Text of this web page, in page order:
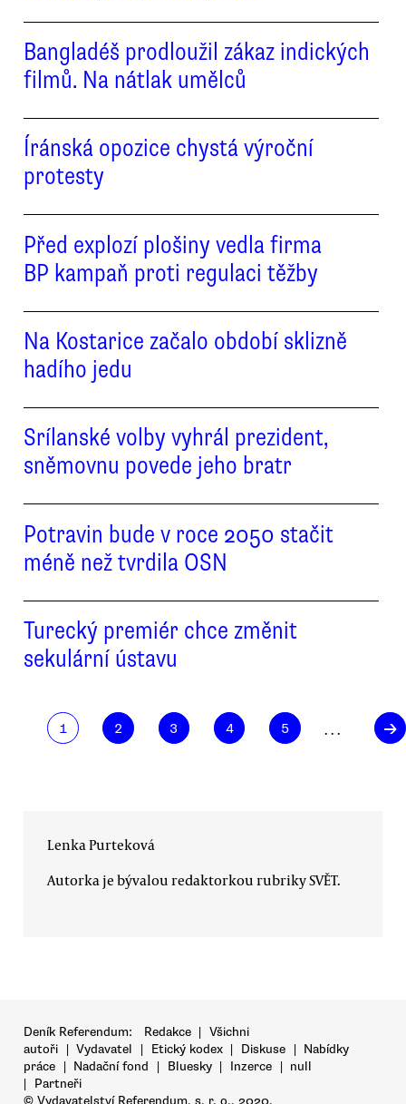
Bangladéš prodloužil zákaz indických
filmů. Na nátlak umělců
Íránská opozice chystá výroční
protesty
Před explozí plošiny vedla firma
BP kampaň proti regulaci těžby
Na Kostarice začalo období sklizně
hadího jedu
Srílanské volby vyhrál prezident,
sněmovnu povede jeho bratr
Potravin bude v roce 2050 stačit
méně než tvrdila OSN
Turecký premiér chce změnit
sekulární ústavu
1 2 3 4 5 . . . →
Lenka Purteková
Autorka je bývalou redaktorkou rubriky SVĚT.
Deník Referendum: Redakce | Všichni
autoři | Vydavatel | Etický kodex | Diskuse | Nabídky
práce | Nadační fond | Bluesky | Inzerce | null
|
Partneři